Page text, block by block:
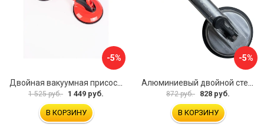
-5%
Двойная вакуумная присоска ARMA P620
1 525 руб. 1 449 руб.
В КОРЗИНУ
-5%
Алюминиевый двойной стеклодомкрат УправДом 4100002750
872 руб. 828 руб.
В КОРЗИНУ